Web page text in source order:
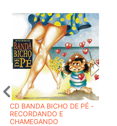
CD BANDA BICHO DE PÉ -
RECORDANDO E
CHAMEGANDO